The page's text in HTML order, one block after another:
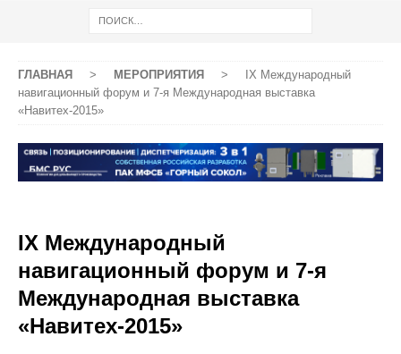
ГЛАВНАЯ > МЕРОПРИЯТИЯ >
IX Международный
навигационный форум и 7-я Международная выставка
«Навитех-2015»
IX Международный
навигационный форум и 7-я
Международная выставка
«Навитех-2015»